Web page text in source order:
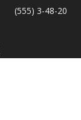
(555) 3-48-20